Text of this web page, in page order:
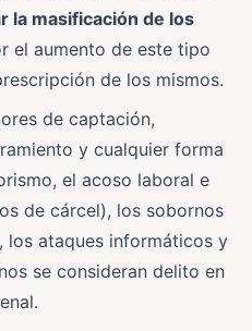
la masificación de los
el aumento de este tipo
de los mismos.
de captación,
y cualquier forma
el acoso laboral e
de cárcel), los sobornos
los ataques informáticos y
se consideran delito en